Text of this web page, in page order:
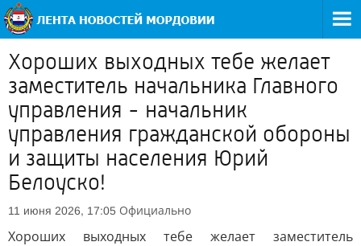
Хороших выходных тебе желает
заместитель начальника Главного
управления - начальник
управления гражданской обороны
и защиты населения Юрий
Белоуско!
11 июня 2026, 17:05 Официально
Хороших выходных тебе желает заместитель